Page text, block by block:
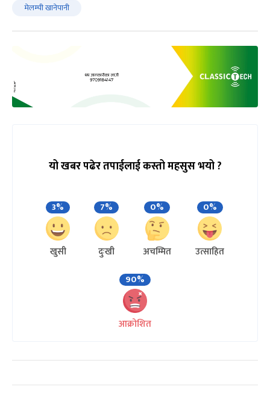
मेलम्ची खानेपानी
यो खबर पढेर तपाईलाई कस्तो महसुस भयो ?
3%
खुसी
7%
दुःखी
0%
अचम्मित
0%
उत्साहित
90%
आक्रोशित